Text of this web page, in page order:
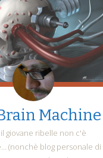
Machine
giovane ribelle non c'è
(nonchè blog personale di